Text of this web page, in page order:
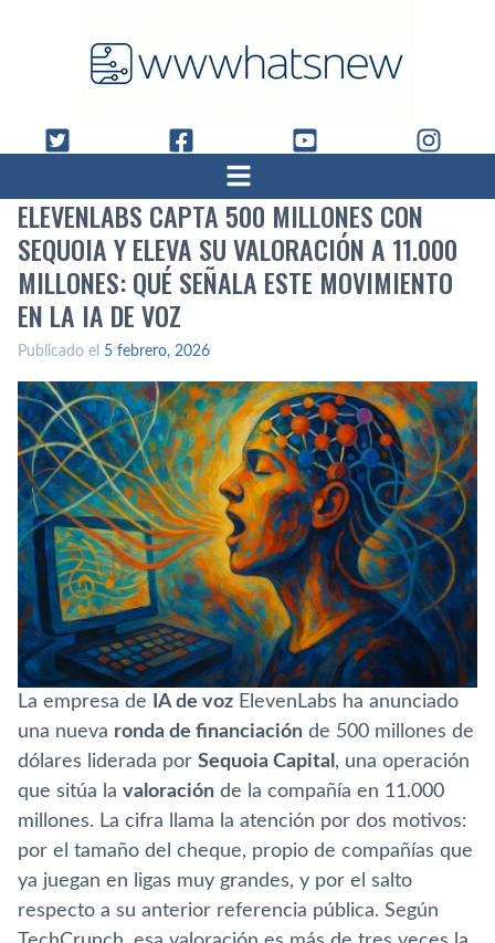
ELEVENLABS CAPTA 500 MILLONES CON
SEQUOIA Y ELEVA SU VALORACIÓN A 11.000
MILLONES: QUÉ SEÑALA ESTE MOVIMIENTO
EN LA IA DE VOZ
Publicado el 5 febrero, 2026
La empresa de IA de voz ElevenLabs ha anunciado
una nueva ronda de financiación de 500 millones de
dólares liderada por Sequoia Capital , una operación
que sitúa la valoración de la compañía en 11.000
millones. La cifra llama la atención por dos motivos:
por el tamaño del cheque, propio de compañías que
ya juegan en ligas muy grandes, y por el salto
respecto a su anterior referencia pública. Según